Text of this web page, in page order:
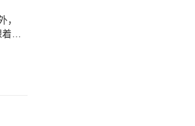
，
要